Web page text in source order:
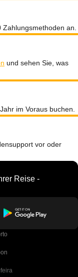
an.
und sehen Sie, was
im Voraus buchen.
vor oder
Reise -